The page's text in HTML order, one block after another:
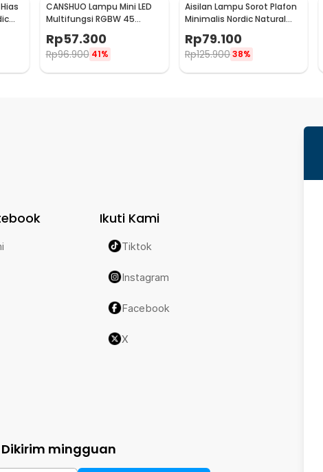
CANSHUO Lampu Mini LED
Multifungsi RGBW 45
Lumens 3 PCS with Remote
- YJ-905
Rp57.300
Rp96.900 41%
Aisilan Lampu Sorot Plafon
Minimalis Nordic Natural
Rp79.100
Rp125.90038%
Ikuti Kami
Tiktok
Instagram
Facebook
X
Dikirim mingguan